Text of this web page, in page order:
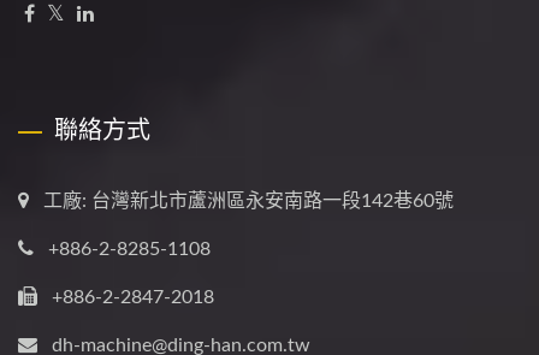
聯絡方式
工廠: 台灣新北市蘆洲區永安南路一段142巷60號
+886-2-8285-1108
+886-2-2847-2018
dh-machine@ding-han.com.tw